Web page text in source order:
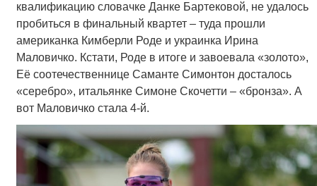
квалификацию словачке Данке Бартековой, не удалось
пробиться в финальный квартет – туда прошли
американка Кимберли Роде и украинка Ирина
Маловичко. Кстати, Роде в итоге и завоевала «золото»,
Её соотечественнице Саманте Симонтон досталось
«серебро», итальянке Симоне Скочетти – «бронза». А
вот Маловичко стала 4-й.